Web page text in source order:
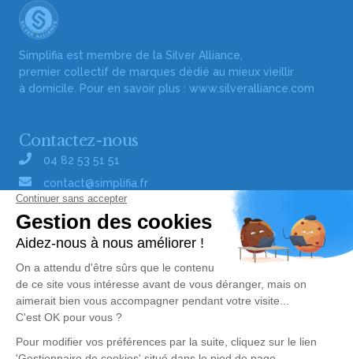
Simplifia est membre de la Silver Alliance,
premier collectif de marques dédié au mieux vieillir
à domicile. Pour en savoir plus : www.silveralliance.com
Contactez-nous
04 82 53 51 51
contact@simplifia.fr
Réseaux sociaux
Liens utiles
Publier un avis de décès
Signaler un abus/une erreur